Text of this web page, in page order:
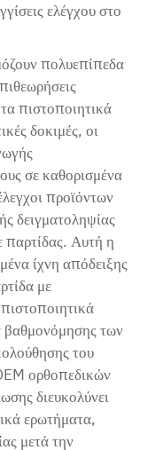
ελέγχου στο
πολυεπίπεδα
πιστοποιητικά
δοκιμές, οι
σε καθορισμένα
προϊόντων
δειγματοληψίας
παρτίδας. Αυτή η
ίχνη απόδειξης
με
βαθμονόμησης των
του
ορθοπεδικών
διευκολύνει
ερωτήματα,
μετά την